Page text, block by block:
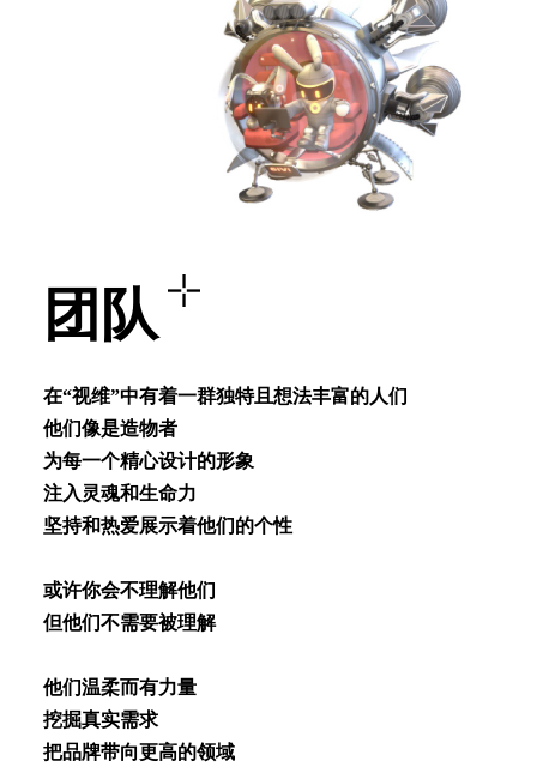
团队
在“视维”中有着⼀群独特且想法丰富的⼈们
他们像是造物者
为每⼀个精⼼设计的形象
注⼊灵魂和⽣命⼒
坚持和热爱展⽰着他们的个性
或许你会不理解他们
但他们不需要被理解
他们温柔⽽有⼒量
挖掘真实需求
把品牌带向更⾼的领域